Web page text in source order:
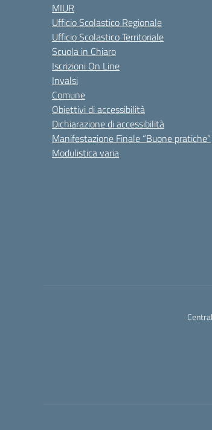
MIUR
Ufficio Scolastico Regionale
Ufficio Scolastico Territoriale
Scuola in Chiaro
Iscrizioni On Line
Invalsi
Comune
Obiettivi di accessibilità
Dichiarazione di accessibilità
Manifestazione Finale “Buone pratiche”
Modulistica varia